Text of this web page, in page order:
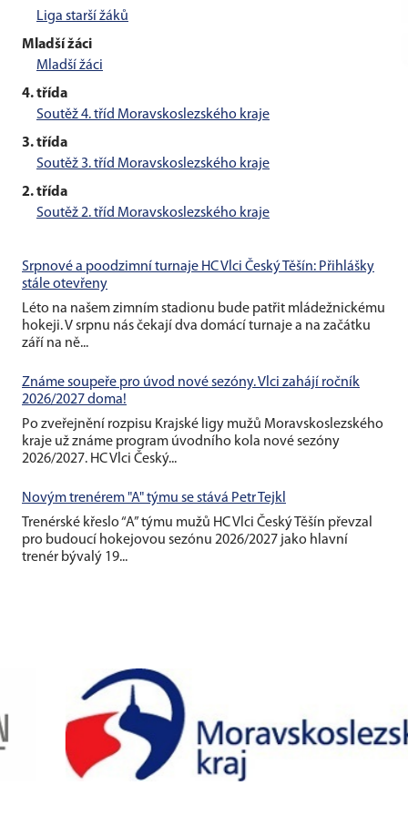
Liga starší žáků
Mladší žáci
Mladší žáci
4. třída
Soutěž 4. tříd Moravskoslezského kraje
3. třída
Soutěž 3. tříd Moravskoslezského kraje
2. třída
Soutěž 2. tříd Moravskoslezského kraje
Srpnové a poodzimní turnaje HC Vlci Český Těšín: Přihlášky
stále otevřeny
Léto na našem zimním stadionu bude patřit mládežnickému
hokeji. V srpnu nás čekají dva domácí turnaje a na začátku
září na ně...
Známe soupeře pro úvod nové sezóny. Vlci zahájí ročník
2026/2027 doma!
Po zveřejnění rozpisu Krajské ligy mužů Moravskoslezského
kraje už známe program úvodního kola nové sezóny
2026/2027. HC Vlci Český...
Novým trenérem "A" týmu se stává Petr Tejkl
Trenérské křeslo “A” týmu mužů HC Vlci Český Těšín převzal
pro budoucí hokejovou sezónu 2026/2027 jako hlavní
trenér bývalý 19...